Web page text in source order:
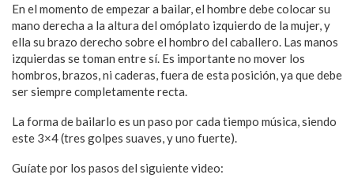
En el momento de empezar a bailar, el hombre debe colocar su
mano derecha a la altura del omóplato izquierdo de la mujer, y
ella su brazo derecho sobre el hombro del caballero. Las manos
izquierdas se toman entre sí. Es importante no mover los
hombros, brazos, ni caderas, fuera de esta posición, ya que debe
ser siempre completamente recta.
La forma de bailarlo es un paso por cada tiempo música, siendo
este 3×4 (tres golpes suaves, y uno fuerte).
Guíate por los pasos del siguiente video: